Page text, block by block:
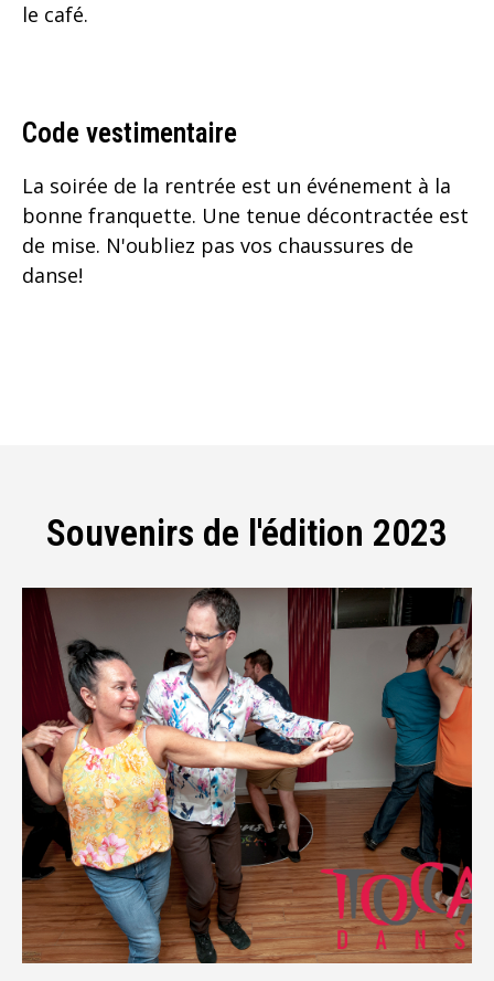
le café.
Code vestimentaire
La soirée de la rentrée est un événement à la
bonne franquette. Une tenue décontractée est
de mise. N'oubliez pas vos chaussures de
danse!
Souvenirs de l'édition 2023